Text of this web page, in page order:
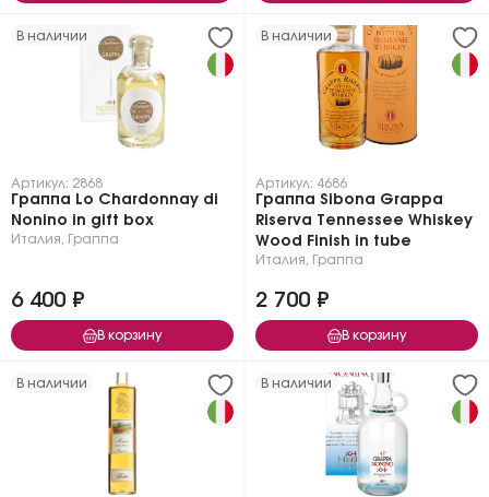
В наличии
Артикул: 2868
Граппа Lo Chardonnay di
Nonino in gift box
Италия Граппа
6 400 ₽
В корзину
В наличии
Артикул: 4686
Граппа Sibona Grappa
Riserva Tennessee Whiskey
Wood Finish in tube
Италия Граппа
2 700 ₽
В корзину
В наличии В наличии